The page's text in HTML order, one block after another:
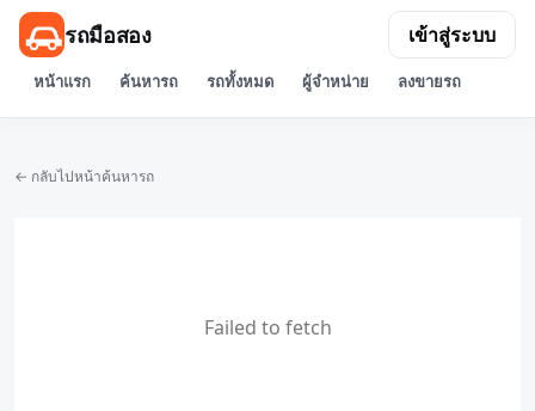
รถมือสอง
หน้าแรก ค้นหารถ รถทั้งหมด ผู้จำหน่าย ลงขายรถ
เข้าสู่ระบบ
← กลับไปหน้าค้นหารถ
Failed to fetch